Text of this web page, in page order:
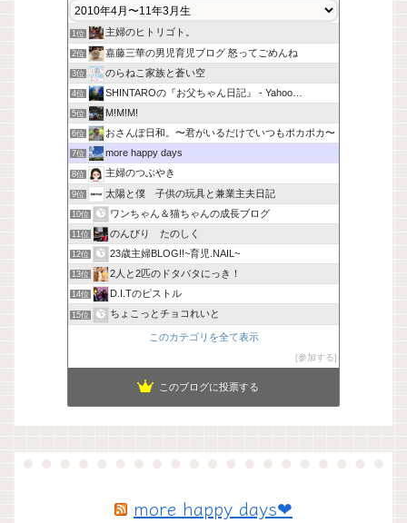
1位 主婦のヒトリゴト。
2位 嘉藤三華の男児育児ブログ 怒ってごめんね
3位 のらねこ家族と蒼い空
4位 SHINTAROの『お父ちゃん日記』 - Yahoo…
5位 M!M!M!
6位 おさんぽ日和。〜君がいるだけでいつもポカポカ〜
7位 more happy days
8位 主婦のつぶやき
9位 太陽と僕 子供の玩具と兼業主夫日記
10位 ワンちゃん＆猫ちゃんの成長ブログ
11位 のんびり たのしく
12位 23歳主婦BLOG!!~育児.NAIL~
13位 2人と2匹のドタバタにっき！
14位 D.I.Tのピストル
15位 ちょこっとチョコれいと
このカテゴリを全て表示
参加する
このブログに投票する
more happy days❤